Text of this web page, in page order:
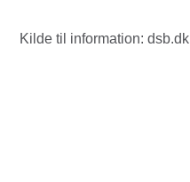
Kilde til information: dsb.dk